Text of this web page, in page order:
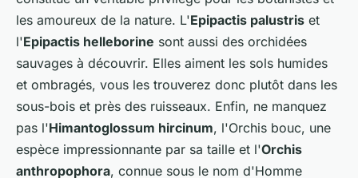
les amoureux de la nature. L'Epipactis palustris et
l'Epipactis helleborine sont aussi des orchidées
sauvages à découvrir. Elles aiment les sols humides
et ombragés, vous les trouverez donc plutôt dans les
sous-bois et près des ruisseaux. Enfin, ne manquez
pas l'Himantoglossum hircinum, l'Orchis bouc, une
espèce impressionnante par sa taille et l'Orchis
anthropophora, connue sous le nom d'Homme